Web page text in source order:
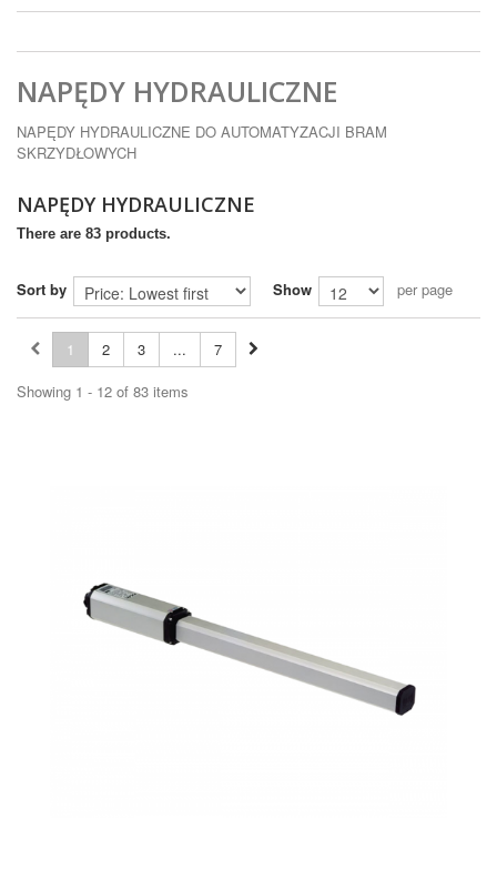
NAPĘDY HYDRAULICZNE
NAPĘDY HYDRAULICZNE DO AUTOMATYZACJI BRAM
SKRZYDŁOWYCH
NAPĘDY HYDRAULICZNE
There are 83 products.
Sort by Show per page
1 2 3 ...
7
Showing 1 - 12 of 83 items